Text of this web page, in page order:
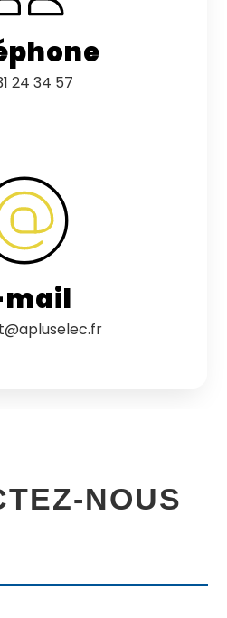
24 34 57
mail
NOUS